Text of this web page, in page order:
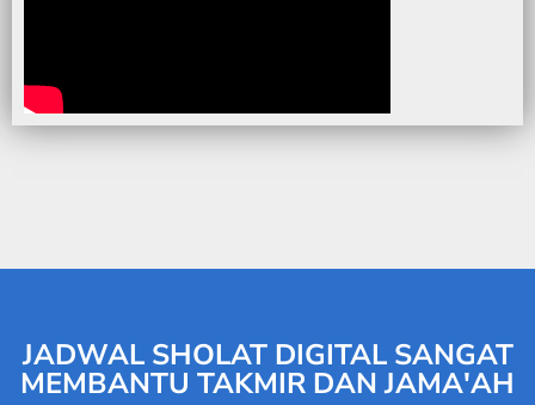
JADWAL SHOLAT DIGITAL SANGAT
MEMBANTU TAKMIR DAN JAMA'AH